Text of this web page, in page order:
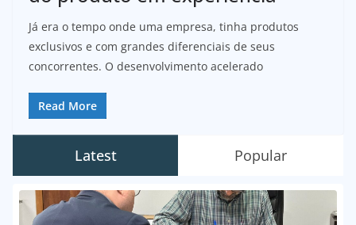
Já era o tempo onde uma empresa, tinha produtos
exclusivos e com grandes diferenciais de seus
concorrentes. O desenvolvimento acelerado
Read More
Latest Popular